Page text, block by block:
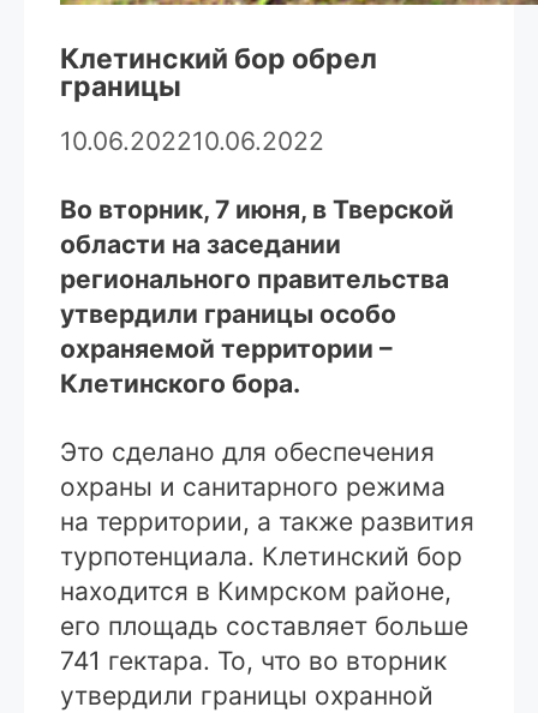
Клетинский бор обрел
границы
10.06.202210.06.2022
Во вторник, 7 июня, в Тверской
области на заседании
регионального правительства
утвердили границы особо
охраняемой территории –
Клетинского бора.
Это сделано для обеспечения
охраны и санитарного режима
на территории, а также развития
турпотенциала. Клетинский бор
находится в Кимрском районе,
его площадь составляет больше
741 гектара. То, что во вторник
утвердили границы охранной